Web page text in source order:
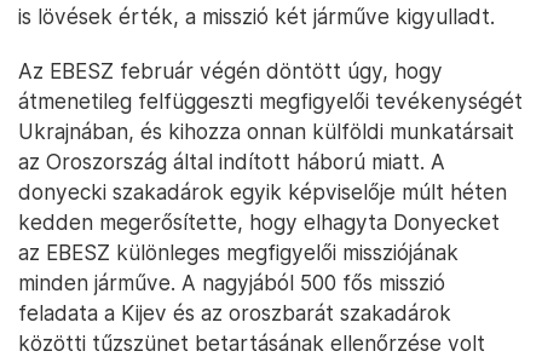
is lövések érték, a misszió két járműve kigyulladt.
Az EBESZ február végén döntött úgy, hogy
átmenetileg felfüggeszti megfigyelői tevékenységét
Ukrajnában, és kihozza onnan külföldi munkatársait
az Oroszország által indított háború miatt. A
donyecki szakadárok egyik képviselője múlt héten
kedden megerősítette, hogy elhagyta Donyecket
az EBESZ különleges megfigyelői missziójának
minden járműve. A nagyjából 500 fős misszió
feladata a Kijev és az oroszbarát szakadárok
közötti tűzszünet betartásának ellenőrzése volt